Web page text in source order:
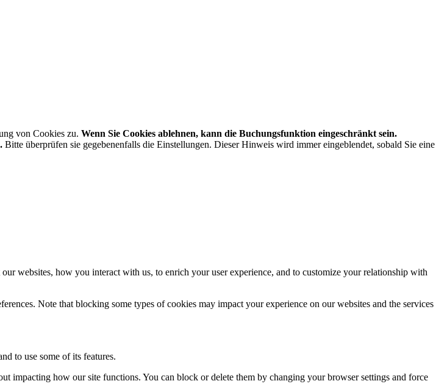
von Cookies zu. Wenn Sie Cookies ablehnen, kann die Buchungsfunktion eingeschränkt sein.
Bitte überprüfen sie gegebenenfalls die Einstellungen. Dieser Hinweis wird immer eingeblendet, sobald Sie eine
websites, how you interact with us, to enrich your user experience, and to customize your relationship with
Note that blocking some types of cookies may impact your experience on our websites and the services
to use some of its features.
impacting how our site functions. You can block or delete them by changing your browser settings and force